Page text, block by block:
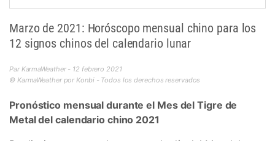
Marzo de 2021: Horóscopo mensual chino para los
12 signos chinos del calendario lunar
Par KarmaWeather - 12 febrero 2021
© KarmaWeather por Konbi - Todos los derechos reservados
Pronóstico mensual durante el Mes del Tigre de
Metal del calendario chino 2021